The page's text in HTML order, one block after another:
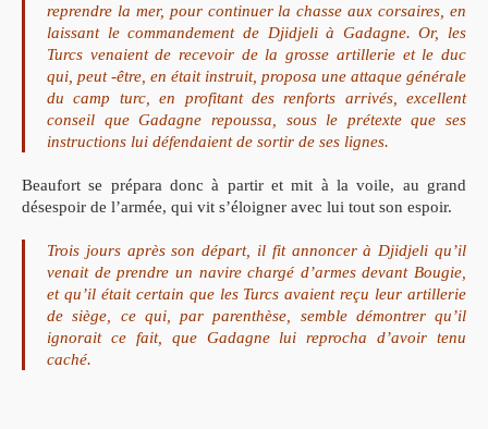
reprendre la mer, pour continuer la chasse aux corsaires, en
laissant le commandement de Djidjeli à Gadagne. Or, les
Turcs venaient de recevoir de la grosse artillerie et le duc
qui, peut -être, en était instruit, proposa une attaque générale
du camp turc, en profitant des renforts arrivés, excellent
conseil que Gadagne repoussa, sous le prétexte que ses
instructions lui défendaient de sortir de ses lignes.
Beaufort se prépara donc à partir et mit à la voile, au grand
désespoir de l’armée, qui vit s’éloigner avec lui tout son espoir.
Trois jours après son départ, il fit annoncer à Djidjeli qu’il
venait de prendre un navire chargé d’armes devant Bougie,
et qu’il était certain que les Turcs avaient reçu leur artillerie
de siège, ce qui, par parenthèse, semble démontrer qu’il
ignorait ce fait, que Gadagne lui reprocha d’avoir tenu
caché.